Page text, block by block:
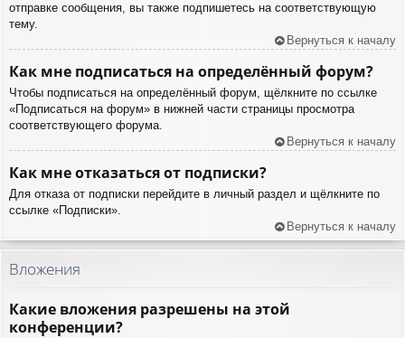
отправке сообщения, вы также подпишетесь на соответствующую
тему.
Вернуться к началу
Как мне подписаться на определённый форум?
Чтобы подписаться на определённый форум, щёлкните по ссылке
«Подписаться на форум» в нижней части страницы просмотра
соответствующего форума.
Вернуться к началу
Как мне отказаться от подписки?
Для отказа от подписки перейдите в личный раздел и щёлкните по
ссылке «Подписки».
Вернуться к началу
Вложения
Какие вложения разрешены на этой
конференции?